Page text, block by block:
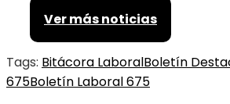
Ver más noticias
Tags: Bitácora LaboralBoletín
675Boletín Laboral 675